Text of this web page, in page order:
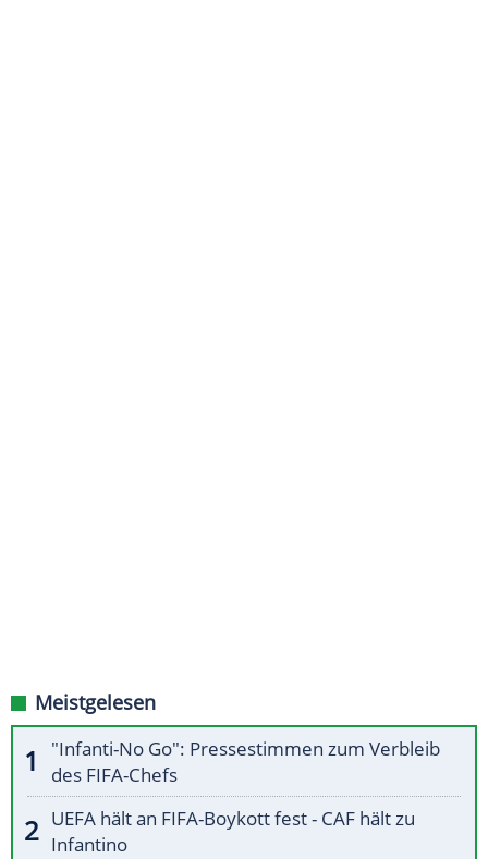
Meistgelesen
"Infanti-No Go": Pressestimmen zum Verbleib
des FIFA-Chefs
UEFA hält an FIFA-Boykott fest - CAF hält zu
Infantino